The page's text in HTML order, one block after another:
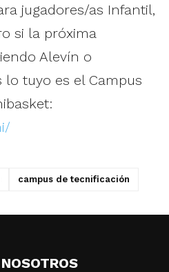
jugadores/as Infantil,
si la próxima
Alevín o
lo tuyo es el Campus
campus de tecnificación